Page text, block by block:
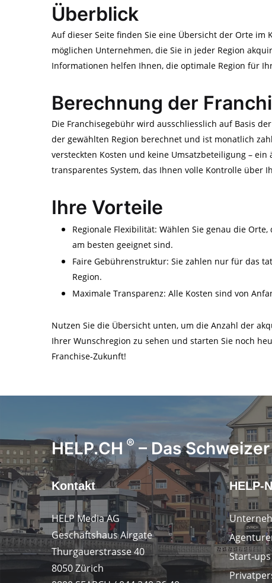
Überblick
Auf dieser Seite finden Sie eine Übersicht der Orte im
möglichen Unternehmen, die Sie in jeder Region
Informationen helfen Ihnen, die optimale Region für
Berechnung der
Die Franchisegebühr wird ausschliesslich auf Basis
der gewählten Region berechnet und ist monatlich
versteckten Kosten und keine Umsatzbeteiligung – ein
transparentes System, das Ihnen volle Kontrolle über
Ihre Vorteile
Regionale Flexibilität: Wählen Sie genau die
am besten geeignet sind.
Faire Gebührenstruktur: Sie zahlen nur für das
Region.
Maximale Transparenz: Alle Kosten sind von
Nutzen Sie die Übersicht unten, um die Anzahl der
Ihrer Wunschregion zu sehen und starten Sie noch
Franchise-Zukunft!
HELP.CH ®– Das
Kontakt
HELP Media AG
Geschäftshaus Airgate
Thurgauerstrasse 40
8050 Zürich
HELP-
Start-ups